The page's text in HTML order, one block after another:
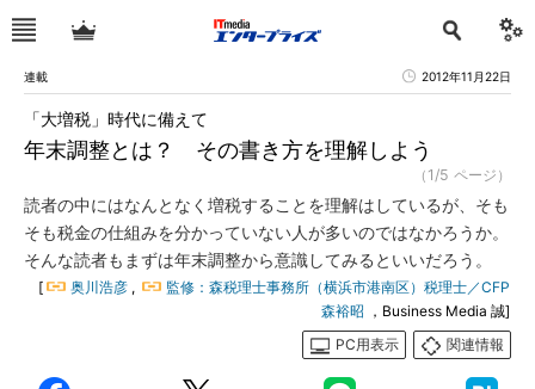
連載 2012年11月22日
年末調整とは？ その書き方を理解しよう
「大増税」時代に備えて
（1/5 ページ）
読者の中にはなんとなく増税することを理解はしているが、そも
そも税金の仕組みを分かっていない人が多いのではなかろうか。
そんな読者もまずは年末調整から意識してみるといいだろう。
[ 奥川浩彦 ,
監修：森税理士事務所（横浜市港南区）税理士／CFP
森裕昭 ，Business Media 誠]
PC用表示
関連情報